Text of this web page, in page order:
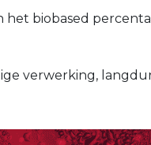
het biobased
verwerking,